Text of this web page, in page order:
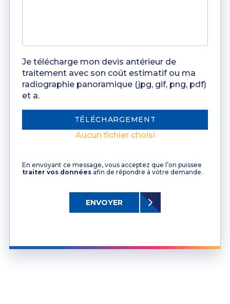
Je télécharge mon devis antérieur de
traitement avec son coût estimatif ou ma
radiographie panoramique (jpg, gif, png, pdf)
et a.
TÉLÉCHARGEMENT
Aucun fichier choisi
En envoyant ce message, vous acceptez que l’on puissee
traiter vos données afin de répondre à votre demande.
ENVOYER